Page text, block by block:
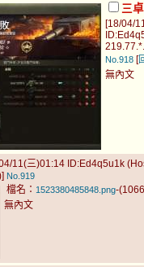
三卓
[18/04/
No.918 [
無內文
11(三)01:14 ID:Ed4q5u1k
No.919
檔名： 1523380485848.png-
無內文